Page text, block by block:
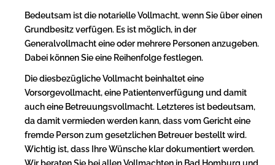
Bedeutsam ist die notarielle Vollmacht, wenn Sie über einen
Grundbesitz verfügen. Es ist möglich, in der
Generalvollmacht eine oder mehrere Personen anzugeben.
Dabei können Sie eine Reihenfolge festlegen.
Die diesbezügliche Vollmacht beinhaltet eine
Vorsorgevollmacht, eine Patientenverfügung und damit
auch eine Betreuungsvollmacht. Letzteres ist bedeutsam,
da damit vermieden werden kann, dass vom Gericht eine
fremde Person zum gesetzlichen Betreuer bestellt wird.
Wichtig ist, dass Ihre Wünsche klar dokumentiert werden.